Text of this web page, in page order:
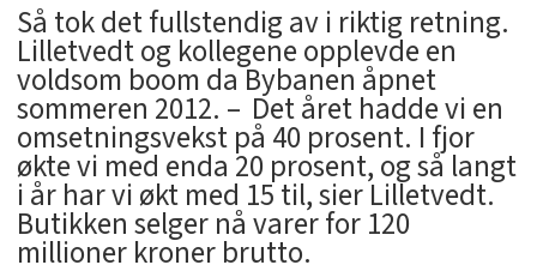
Så tok det fullstendig av i riktig retning.
Lilletvedt og kollegene opplevde en
voldsom boom da Bybanen åpnet
sommeren 2012. – Det året hadde vi en
omsetningsvekst på 40 prosent. I fjor
økte vi med enda 20 prosent, og så langt
i år har vi økt med 15 til, sier Lilletvedt.
Butikken selger nå varer for 120
millioner kroner brutto.